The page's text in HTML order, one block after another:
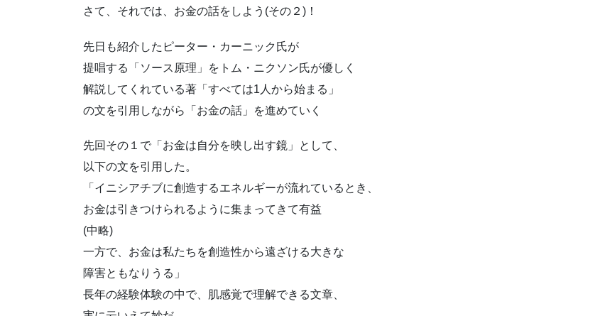
さて、それでは、お金の話をしよう(その２)！
先日も紹介したピーター・カーニック氏が
提唱する「ソース原理」をトム・ニクソン氏が優しく
解説してくれている著「すべては1人から始まる」
の文を引用しながら「お金の話」を進めていく
先回その１で「お金は自分を映し出す鏡」として、
以下の文を引用した。
「イニシアチブに創造するエネルギーが流れているとき、
お金は引きつけられるように集まってきて有益
(中略)
一方で、お金は私たちを創造性から遠ざける大きな
障害ともなりうる」
長年の経験体験の中で、肌感覚で理解できる文章、